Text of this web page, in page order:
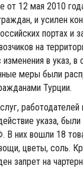
от 12 мая 2010
и усилен
портах и
на
в указ, в
меры были
Турции.
работодателей
указа,
В них вошли 18
цветы, соль.
запрет на